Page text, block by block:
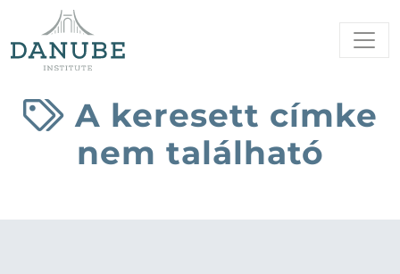
A keresett címke
nem található